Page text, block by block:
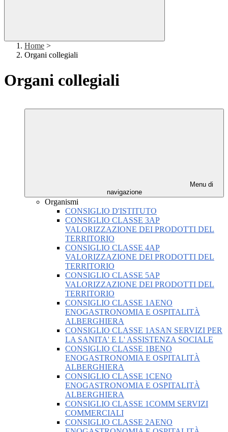
Home >
Organi collegiali
Organi collegiali
Menu di
navigazione
Organismi
CONSIGLIO D'ISTITUTO
CONSIGLIO CLASSE 3AP
VALORIZZAZIONE DEI PRODOTTI DEL
TERRITORIO
CONSIGLIO CLASSE 4AP
VALORIZZAZIONE DEI PRODOTTI DEL
TERRITORIO
CONSIGLIO CLASSE 5AP
VALORIZZAZIONE DEI PRODOTTI DEL
TERRITORIO
CONSIGLIO CLASSE 1AENO
ENOGASTRONOMIA E OSPITALITÀ
ALBERGHIERA
CONSIGLIO CLASSE 1ASAN SERVIZI PER
LA SANITA' E L' ASSISTENZA SOCIALE
CONSIGLIO CLASSE 1BENO
ENOGASTRONOMIA E OSPITALITÀ
ALBERGHIERA
CONSIGLIO CLASSE 1CENO
ENOGASTRONOMIA E OSPITALITÀ
ALBERGHIERA
CONSIGLIO CLASSE 1COMM SERVIZI
COMMERCIALI
CONSIGLIO CLASSE 2AENO